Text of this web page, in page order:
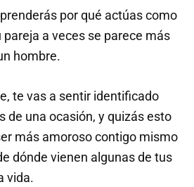
por qué actúas como
a veces se parece más
hombre.
te vas a sentir identificado
de una ocasión, y quizás esto
más amoroso contigo mismo
dónde vienen algunas de tus
vida.